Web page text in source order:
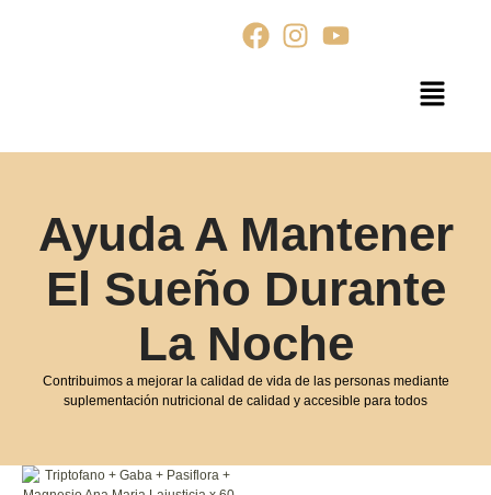
Ayuda A Mantener
El Sueño Durante
La Noche
Contribuimos a mejorar la calidad de vida de las personas mediante
suplementación nutricional de calidad y accesible para todos